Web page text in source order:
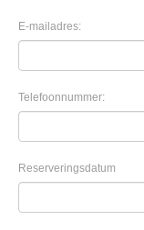
E-mailadres:
Telefoonnummer:
Reserveringsdatum